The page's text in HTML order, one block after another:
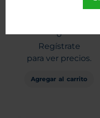
o
Regístrate
para ver precios.
Agregar al carrito